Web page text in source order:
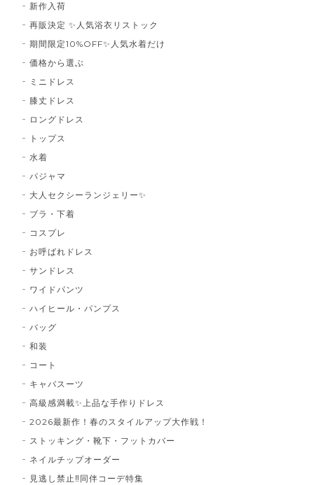
新作入荷
再販決定 ✨人気浴衣リストック
期間限定10%OFF✨人気水着だけ
価格から選ぶ
ミニドレス
膝丈ドレス
ロングドレス
トップス
水着
パジャマ
大人セクシーランジェリー✨
ブラ・下着
コスプレ
お呼ばれドレス
サンドレス
ワイドパンツ
ハイヒール・パンプス
バッグ
和装
コート
キャバスーツ
高級感満載✨上品な手作りドレス
2026最新作！春のスタイルアップ大作戦！
ストッキング・靴下・フットカバー
ネイルチップオーダー
見逃し禁止‼同伴コーデ特集